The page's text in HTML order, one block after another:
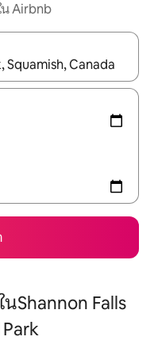
Airbnb
ด เพื่อสำรวจผลการค้นหา
Falls